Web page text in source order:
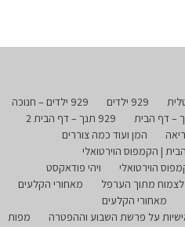
929 ילדים
929 ילדים – חנוכה
929 תנך – דף הבית 2
המן ועוד כמה צוררים
| הקמפוס הוירטואלי
הוירטואלי
ויהי פודאקסט
לצמוח מתוך הערפל
מאחורי הקלעים
מאחורי הקלעים
על פרשת השבוע וההפטרה
מפות